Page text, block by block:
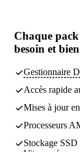
Chaque
besoin et
Gestionnaire
Accès rapide
Mises à jour
Processeurs
Stockage